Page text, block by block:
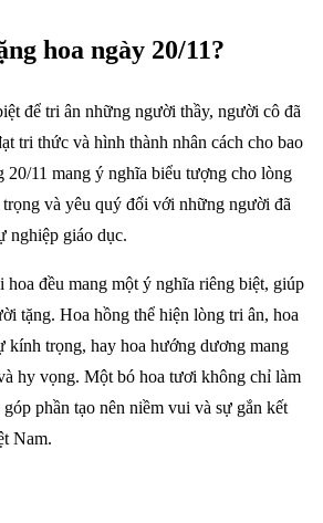
hoa ngày 20/11?
để tri ân những người thầy, người cô đã
tri thức và hình thành nhân cách cho bao
20/11 mang ý nghĩa biểu tượng cho lòng
trọng và yêu quý đối với những người đã
nghiệp giáo dục.
đều mang một ý nghĩa riêng biệt, giúp
tặng. Hoa hồng thể hiện lòng tri ân, hoa
kính trọng, hay hoa hướng dương mang
hy vọng. Một bó hoa tươi không chỉ làm
phần tạo nên niềm vui và sự gắn kết
Nam.